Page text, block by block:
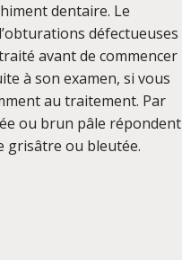
dentaire. Le
défectueuses
avant de commencer
à son examen, si vous
au traitement. Par
ou brun pâle répondent
grisâtre ou bleutée.